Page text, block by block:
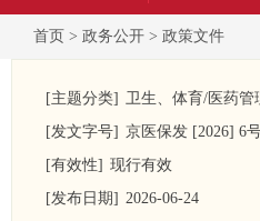
首页 > 政务公开 > 政策文件
[主题分类] 卫生、体育/医药管
[发文字号] 京医保发 [2026] 6
[有效性] 现行有效
[发布日期] 2026-06-24